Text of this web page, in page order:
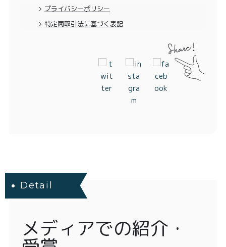
プライバシーポリシー
特定商取引法に基づく表記
Detail
メディアでの紹介・